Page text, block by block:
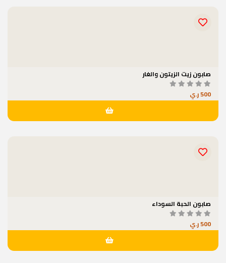
صابون زيت الزيتون والغار
500 ر.ي
صابون الحبة السوداء
500 ر.ي